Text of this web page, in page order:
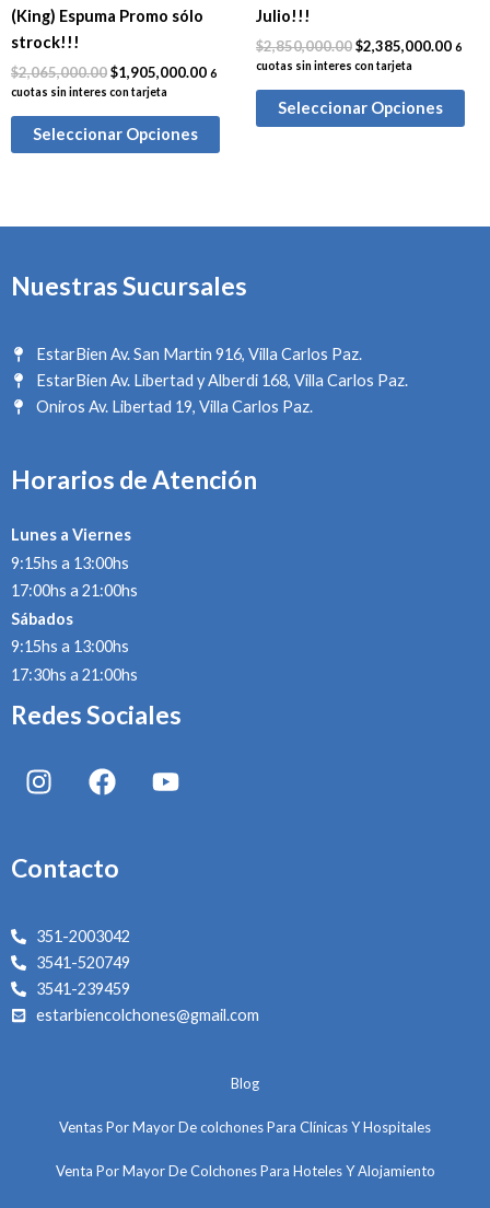
(King) Espuma Promo sólo
strock!!!
$2,065,000.00$1,905,000.00 6
cuotas sin interes con tarjeta
Seleccionar Opciones
Julio!!!
$2,850,000.00$2,385,000.00 6
cuotas sin interes con tarjeta
Seleccionar Opciones
Nuestras Sucursales
EstarBien Av. San Martin 916, Villa Carlos Paz.
EstarBien Av. Libertad y Alberdi 168, Villa Carlos Paz.
Oniros Av. Libertad 19, Villa Carlos Paz.
Horarios de Atención
Lunes a Viernes
9:15hs a 13:00hs
17:00hs a 21:00hs
Sábados
9:15hs a 13:00hs
17:30hs a 21:00hs
Redes Sociales
I
n
a
r
a
m
F
a
b
o
k
Y
o
Contacto
351-2003042
3541-520749
3541-239459
estarbiencolchones@gmail.com
Blog
Ventas Por Mayor De colchones Para Clínicas Y Hospitales
Venta Por Mayor De Colchones Para Hoteles Y Alojamiento